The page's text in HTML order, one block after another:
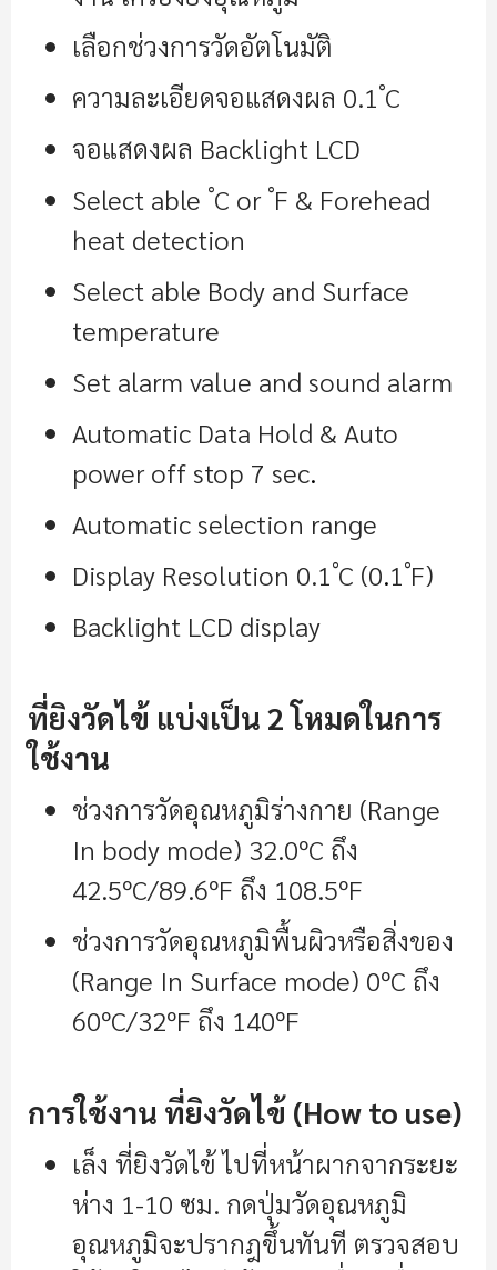
เลือกช่วงการวัดอัตโนมัติ
ความละเอียดจอแสดงผล 0.1 ํC
จอแสดงผล Backlight LCD
Select able ํC or ํF & Forehead
heat detection
Select able Body and Surface
temperature
Set alarm value and sound alarm
Automatic Data Hold & Auto
power off stop 7 sec.
Automatic selection range
Display Resolution 0.1 ํC (0.1 ํF)
Backlight LCD display
ที่ยิงวัดไข้ แบ่งเป็น 2 โหมดในการ
ใช้งาน
ช่วงการวัดอุณหภูมิร่างกาย (Range
In body mode) 32.0ºC ถึง
42.5ºC/89.6ºF ถึง 108.5ºF
ช่วงการวัดอุณหภูมิพื้นผิวหรือสิ่งของ
(Range In Surface mode) 0ºC ถึง
60ºC/32ºF ถึง 140ºF
การใช้งาน ที่ยิงวัดไข้ (How to use)
เล็ง ที่ยิงวัดไข้ ไปที่หน้าผากจากระยะ
ห่าง 1-10 ซม. กดปุ่มวัดอุณหภูมิ
อุณหภูมิจะปรากฎขึ้นทันที ตรวจสอบ